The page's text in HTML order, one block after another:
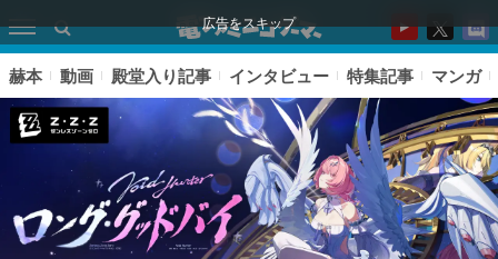
広告をスキップ
赫本 動画 殿堂入り記事 インタビュー 特集記事 マンガ